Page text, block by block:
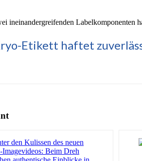
ineinandergreifenden Labelkomponenten
Etikett haftet